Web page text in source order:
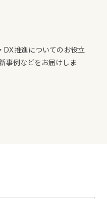
DX推進についてのお役立
事例などをお届けしま